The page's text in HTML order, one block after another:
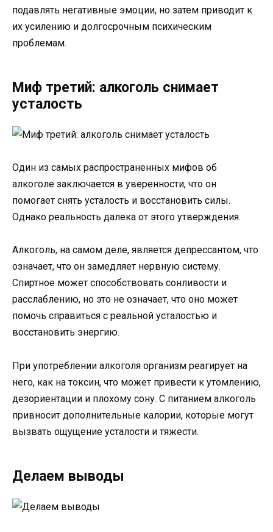
подавлять негативные эмоции, но затем приводит к
их усилению и долгосрочным психическим
проблемам.
Миф третий: алкоголь снимает
усталость
Один из самых распространенных мифов об
алкоголе заключается в уверенности, что он
помогает снять усталость и восстановить силы.
Однако реальность далека от этого утверждения.
Алкоголь, на самом деле, является депрессантом, что
означает, что он замедляет нервную систему.
Спиртное может способствовать сонливости и
расслаблению, но это не означает, что оно может
помочь справиться с реальной усталостью и
восстановить энергию.
При употреблении алкоголя организм реагирует на
него, как на токсин, что может привести к утомлению,
дезориентации и плохому сону. С питанием алкоголь
привносит дополнительные калории, которые могут
вызвать ощущение усталости и тяжести.
Делаем выводы